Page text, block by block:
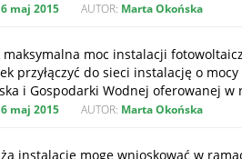
6 maj 2015 AUTOR: Marta Okońska
maksymalna moc instalacji
przyłączyć do sieci instalację o
i Gospodarki Wodnej oferowanej
6 maj 2015 AUTOR: Marta Okońska
instalację mogę wnioskować w